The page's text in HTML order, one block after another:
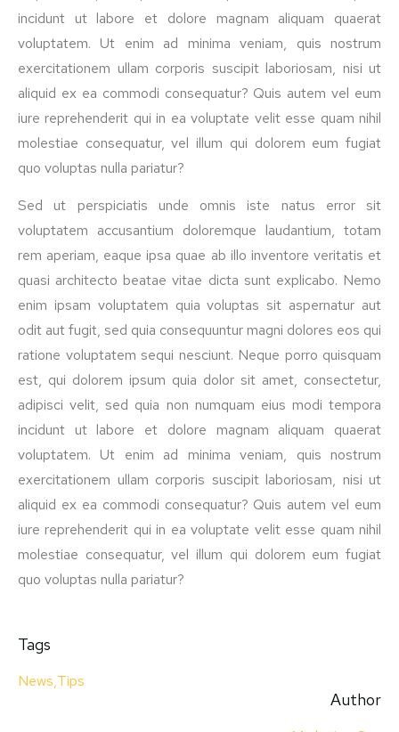
incidunt ut labore et dolore magnam aliquam quaerat
voluptatem. Ut enim ad minima veniam, quis nostrum
exercitationem ullam corporis suscipit laboriosam, nisi ut
aliquid ex ea commodi consequatur? Quis autem vel eum
iure reprehenderit qui in ea voluptate velit esse quam nihil
molestiae consequatur, vel illum qui dolorem eum fugiat
quo voluptas nulla pariatur?
Sed ut perspiciatis unde omnis iste natus error sit
voluptatem accusantium doloremque laudantium, totam
rem aperiam, eaque ipsa quae ab illo inventore veritatis et
quasi architecto beatae vitae dicta sunt explicabo. Nemo
enim ipsam voluptatem quia voluptas sit aspernatur aut
odit aut fugit, sed quia consequuntur magni dolores eos qui
ratione voluptatem sequi nesciunt. Neque porro quisquam
est, qui dolorem ipsum quia dolor sit amet, consectetur,
adipisci velit, sed quia non numquam eius modi tempora
incidunt ut labore et dolore magnam aliquam quaerat
voluptatem. Ut enim ad minima veniam, quis nostrum
exercitationem ullam corporis suscipit laboriosam, nisi ut
aliquid ex ea commodi consequatur? Quis autem vel eum
iure reprehenderit qui in ea voluptate velit esse quam nihil
molestiae consequatur, vel illum qui dolorem eum fugiat
quo voluptas nulla pariatur?
Tags
News,Tips
Author